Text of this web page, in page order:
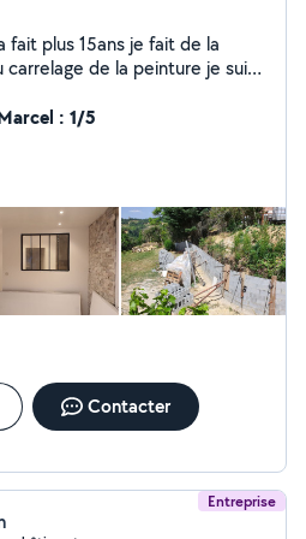
de la
de la peinture je suis
: 1/5
Contacter
Entreprise